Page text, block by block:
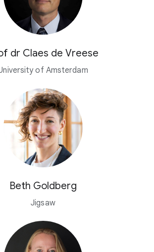
dr Claes de Vreese
of Amsterdam
Beth Goldberg
Jigsaw